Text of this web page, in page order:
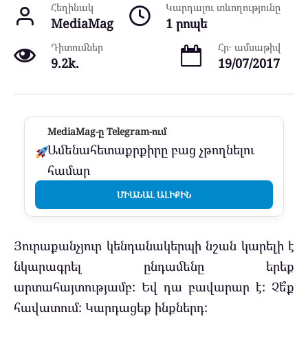
Հեղինակ
MediaMag
Կարդալու տևողությունը
1 րոպե
Դիտումներ
9.2k.
Հր․ ամսաթիվ
19/07/2017
MediaMag-ը Telegram-ում
Ամենահետաքրքիրը բաց չթողնելու
համար
ՄԻԱՆԱԼ ԱԼԻՔԻՆ
Յուրաքանչյուր կենդանակերպի նշան կարելի է
նկարագրել ընդամենը երեք
արտահայտությամբ: Եվ դա բավարար է: Չե՞ք
հավատում: Կարդացեք ինքներդ: